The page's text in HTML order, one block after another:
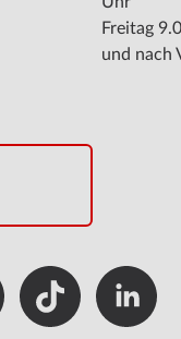
Freitag
und nach